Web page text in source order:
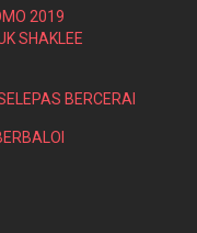
2019
SHAKLEE
BERCERAI